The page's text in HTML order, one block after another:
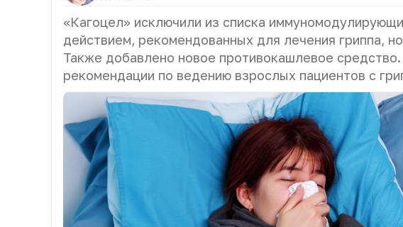
«Кагоцел» исключили из списка
действием, рекомендованных для лечения гриппа,
Также добавлено новое противокашлевое
рекомендации по ведению взрослых пациентов с